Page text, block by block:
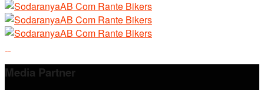
Media Partner